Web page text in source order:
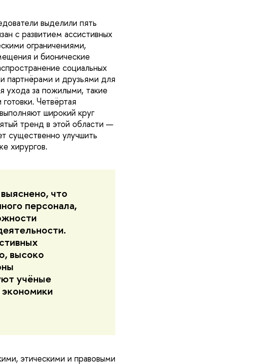
выделили пять
с развитием ассистивных
ограничениями,
и бионические
социальных
партнёрами и друзьями для
ухода за пожилыми, такие
Четвёртая
широкий круг
тренд в этой области —
существенно улучшить
хирургов.
что
персонала,
высоко
учёные
этическими и правовыми